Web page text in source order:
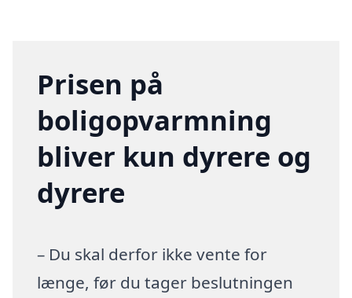
Prisen på
boligopvarmning
bliver kun dyrere og
dyrere
– Du skal derfor ikke vente for
længe, før du tager beslutningen